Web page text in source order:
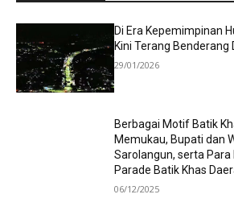
Di Era Kepemimpinan
Kini Terang Benderang
29/01/2026
Berbagai Motif Batik
Memukau, Bupati dan
Sarolangun, serta
Parade Batik Khas
06/12/2025